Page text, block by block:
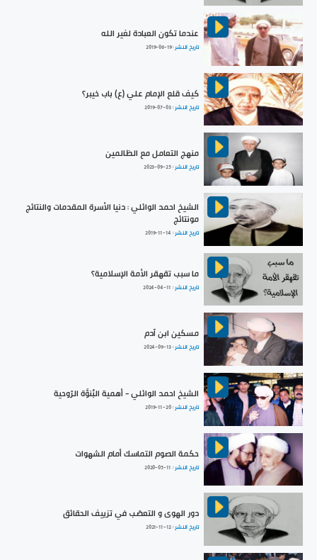
عندما تكون العبادة لغير الله
تاريخ النشر :2019-06-19
كيف قلع الإمام علي (ع) باب خيبر؟
تاريخ النشر :2019-07-03
منهج التعامل مع الظالمين
تاريخ النشر :2023-09-25
الشيخ احمد الوائلي : دنيا الأسرة المقدمات والنتائج
مونتائج
تاريخ النشر : 2019-11-14
ما سبب تقهقر الأمة الإسلامية؟
تاريخ النشر : 2024-04-11
مسكين ابن آدم
تاريخ النشر :2024-09-13
الشيخ احمد الوائلي - أهمية البُنوَّة الرّوحية
تاريخ النشر :2019-11-20
حكمة الصوم التماسك أمام الشهوات
تاريخ النشر : 2020-05-11
دور الهوى و التعصّب في تزييف الحقائق
تاريخ النشر :2021-11-12